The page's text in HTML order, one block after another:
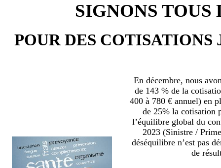
SIGNONS
POUR DES COTISATIONS
En décembre, nous
de 143 % de la
400 à 780 € annuel) en
de 25% la cotisation
l’équilibre global du
2023 (Sinistre /
déséquilibre n’est pas
de